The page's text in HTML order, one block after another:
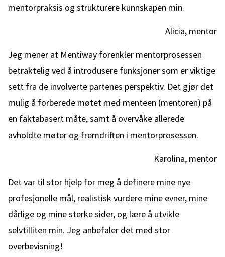
mentorpraksis og strukturere kunnskapen min.
Alicia, mentor
Jeg mener at Mentiway forenkler mentorprosessen
betraktelig ved å introdusere funksjoner som er viktige
sett fra de involverte partenes perspektiv. Det gjør det
mulig å forberede møtet med menteen (mentoren) på
en faktabasert måte, samt å overvåke allerede
avholdte møter og fremdriften i mentorprosessen.
Karolina, mentor
Det var til stor hjelp for meg å definere mine nye
profesjonelle mål, realistisk vurdere mine evner, mine
dårlige og mine sterke sider, og lære å utvikle
selvtilliten min. Jeg anbefaler det med stor
overbevisning!